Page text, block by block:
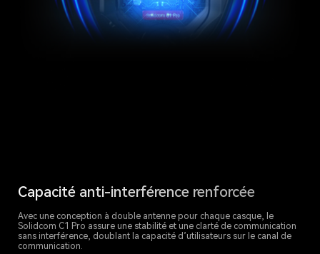
Capacité anti-interférence renforcée
Avec une conception à double antenne pour chaque casque, le
Solidcom C1 Pro assure une stabilité et une clarté de communication
sans interférence, doublant la capacité d’utilisateurs sur le canal de
communication.